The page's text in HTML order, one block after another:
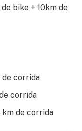
bike + 10km de
de corrida
corrida
km de corrida